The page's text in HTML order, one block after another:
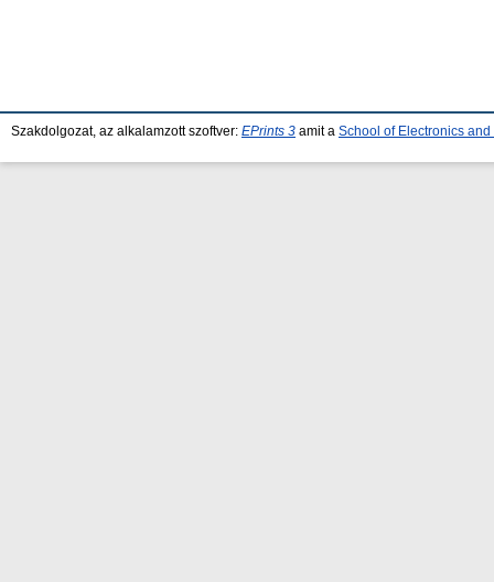
Szakdolgozat, az alkalamzott szoftver: EPrints 3 amit a School of Electronics